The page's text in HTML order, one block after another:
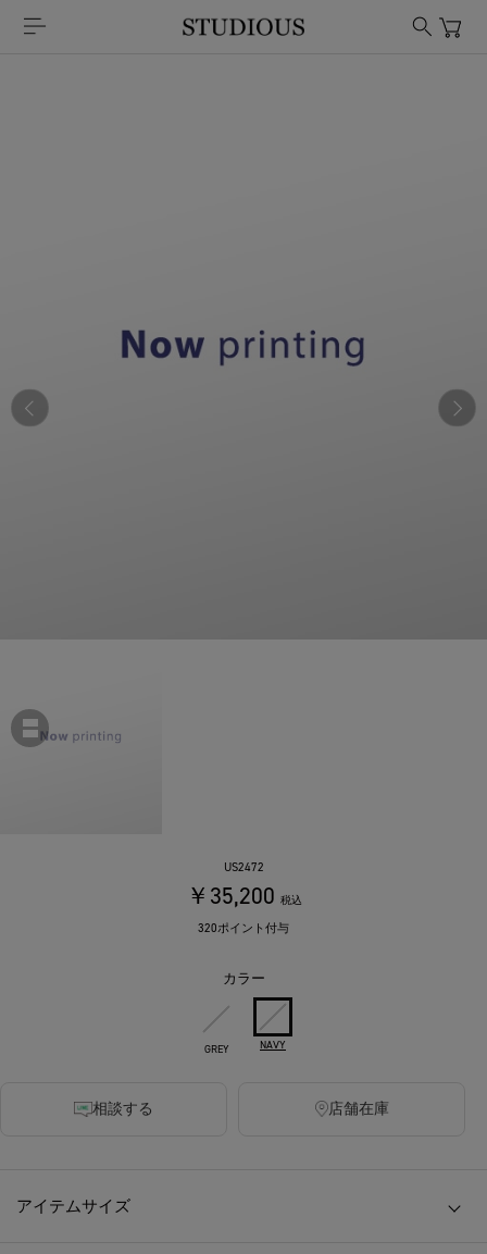
US2472
￥35,200 税込
320ポイント付与
カラー
GREY NAVY
相談する 店舗在庫
アイテムサイズ